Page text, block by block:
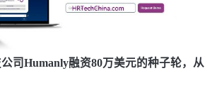
端招聘解决方案，不仅仅意味着创新，还意味
，提供中端市场企业历来无法获得的尖端解
于提供全面的运营洞察力，认识到点式解决
招聘团队体验不佳。Humanly 的成立基于这
应该拥有一个单一的工具，在整个求职过程中
一愿景不仅仅是跟踪整个招聘工作，更是为
程中的一个
器人、筛选工具和面试记录之间交换的数据
多种工具往往使候选人感到他们好像 "被三个
求职者的任何对话，无论是通过短信聊天机器
那里，让这些对话更有效、更公平。 该公
公司Humanly融资80万美元的种子轮，从